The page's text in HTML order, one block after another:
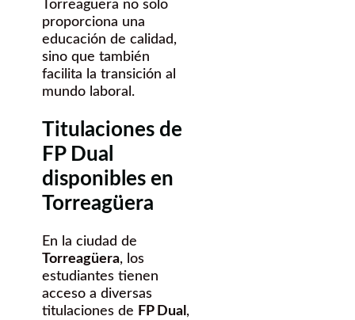
Torreagüera no solo
proporciona una
educación de calidad,
sino que también
facilita la transición al
mundo laboral.
Titulaciones de
FP Dual
disponibles en
Torreagüera
En la ciudad de
Torreagüera, los
estudiantes tienen
acceso a diversas
titulaciones de FP Dual ,